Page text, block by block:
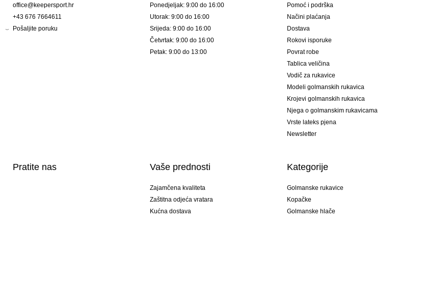
office@keepersport.hr
+43 676 7664611
Pošaljite poruku
Ponedjeljak: 9:00 do 16:00
Utorak: 9:00 do 16:00
Srijeda: 9:00 do 16:00
Četvrtak: 9:00 do 16:00
Petak: 9:00 do 13:00
Pomoć i podrška
Načini plaćanja
Dostava
Rokovi isporuke
Povrat robe
Tablica veličina
Vodič za rukavice
Modeli golmanskih rukavica
Krojevi golmanskih rukavica
Njega o golmanskim rukavicama
Vrste lateks pjena
Newsletter
Pratite nas Vaše prednosti
Zajamčena kvaliteta
Zaštitna odjeća vratara
Kućna dostava
Kategorije
Golmanske rukavice
Kopačke
Golmanske hlače